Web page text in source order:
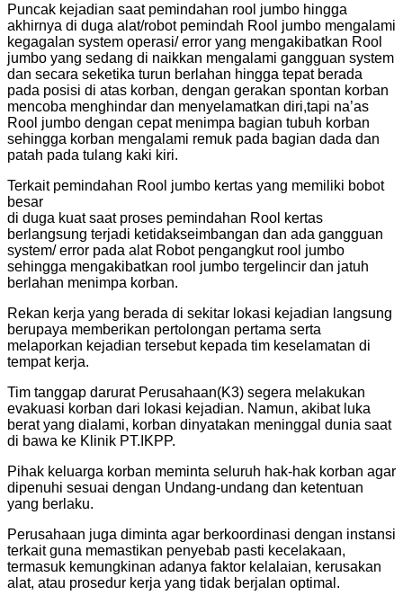
Puncak kejadian saat pemindahan rool jumbo hingga
akhirnya di duga alat/robot pemindah Rool jumbo mengalami
kegagalan system operasi/ error yang mengakibatkan Rool
jumbo yang sedang di naikkan mengalami gangguan system
dan secara seketika turun berlahan hingga tepat berada
pada posisi di atas korban, dengan gerakan spontan korban
mencoba menghindar dan menyelamatkan diri,tapi na’as
Rool jumbo dengan cepat menimpa bagian tubuh korban
sehingga korban mengalami remuk pada bagian dada dan
patah pada tulang kaki kiri.
Terkait pemindahan Rool jumbo kertas yang memiliki bobot
besar
di duga kuat saat proses pemindahan Rool kertas
berlangsung terjadi ketidakseimbangan dan ada gangguan
system/ error pada alat Robot pengangkut rool jumbo
sehingga mengakibatkan rool jumbo tergelincir dan jatuh
berlahan menimpa korban.
Rekan kerja yang berada di sekitar lokasi kejadian langsung
berupaya memberikan pertolongan pertama serta
melaporkan kejadian tersebut kepada tim keselamatan di
tempat kerja.
Tim tanggap darurat Perusahaan(K3) segera melakukan
evakuasi korban dari lokasi kejadian. Namun, akibat luka
berat yang dialami, korban dinyatakan meninggal dunia saat
di bawa ke Klinik PT.IKPP.
Pihak keluarga korban meminta seluruh hak-hak korban agar
dipenuhi sesuai dengan Undang-undang dan ketentuan
yang berlaku.
Perusahaan juga diminta agar berkoordinasi dengan instansi
terkait guna memastikan penyebab pasti kecelakaan,
termasuk kemungkinan adanya faktor kelalaian, kerusakan
alat, atau prosedur kerja yang tidak berjalan optimal.